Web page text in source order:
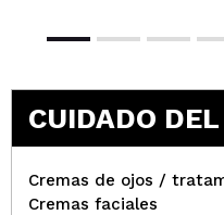
CUIDADO
Cremas de ojos /
Cremas faciales